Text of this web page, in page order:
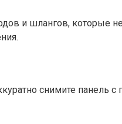
и шлангов, которые
снимите